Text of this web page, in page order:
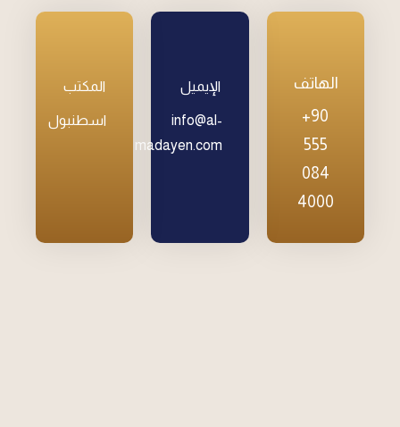
الهاتف
+90
555
084
4000
الإيميل
info@al-
madayen.com
المكتب
اسطنبول